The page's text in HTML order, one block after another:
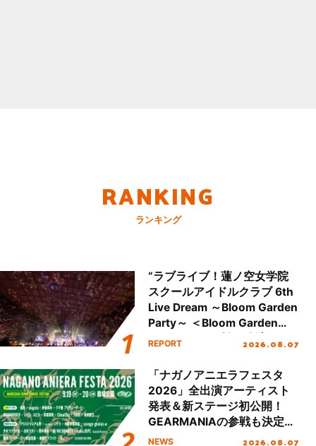
RANKING
ランキング
“ラブライブ！蓮ノ空女学院
スクールアイドルクラブ 6th
Live Dream ～Bloom Garden
Party～ ＜Bloom Garden
Party Stage／埼玉公演＞”
REPORT 2026.08.07
「ナガノアニエラフェスタ
2026」全出演アーティスト
発表＆新ステージ初公開！
GEARMANIAの参戦も決定
し、初となる第3ステージの
NEWS 2026.08.07